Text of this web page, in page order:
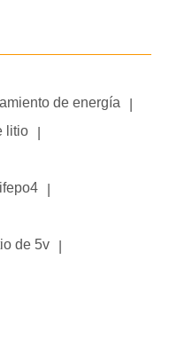
de energía
litio
de 5v